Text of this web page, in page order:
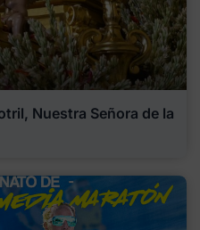
Nuestra Señora de la